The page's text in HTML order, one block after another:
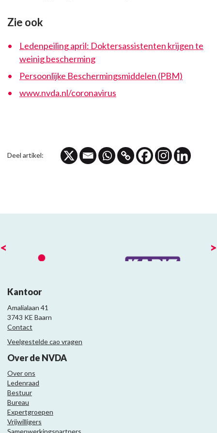
Zie ook
Ledenpeiling april: Doktersassistenten krijgen te
weinig bescherming
Persoonlijke Beschermingsmiddelen (PBM)
www.nvda.nl/coronavirus
Deel artikel:
< >
Kantoor
Amalialaan 41
3743 KE Baarn
Contact
Veelgestelde cao vragen
Over de NVDA
Over ons
Ledenraad
Bestuur
Bureau
Expertgroepen
Vrijwilligers
Samenwerkingspartners